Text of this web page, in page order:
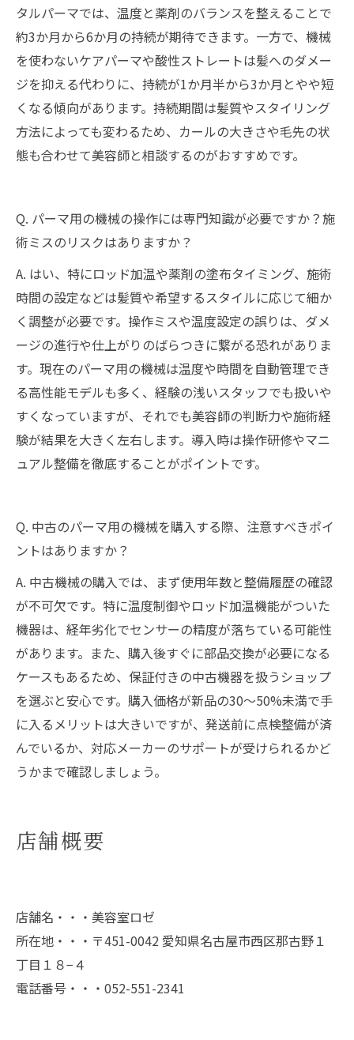
タルパーマでは、温度と薬剤のバランスを整えることで
約3か月から6か月の持続が期待できます。一方で、機械
を使わないケアパーマや酸性ストレートは髪へのダメー
ジを抑える代わりに、持続が1か月半から3か月とやや短
くなる傾向があります。持続期間は髪質やスタイリング
方法によっても変わるため、カールの大きさや毛先の状
態も合わせて美容師と相談するのがおすすめです。
Q. パーマ用の機械の操作には専門知識が必要ですか？施
術ミスのリスクはありますか？
A. はい、特にロッド加温や薬剤の塗布タイミング、施術
時間の設定などは髪質や希望するスタイルに応じて細か
く調整が必要です。操作ミスや温度設定の誤りは、ダメ
ージの進行や仕上がりのばらつきに繋がる恐れがありま
す。現在のパーマ用の機械は温度や時間を自動管理でき
る高性能モデルも多く、経験の浅いスタッフでも扱いや
すくなっていますが、それでも美容師の判断力や施術経
験が結果を大きく左右します。導入時は操作研修やマニ
ュアル整備を徹底することがポイントです。
Q. 中古のパーマ用の機械を購入する際、注意すべきポイ
ントはありますか？
A. 中古機械の購入では、まず使用年数と整備履歴の確認
が不可欠です。特に温度制御やロッド加温機能がついた
機器は、経年劣化でセンサーの精度が落ちている可能性
があります。また、購入後すぐに部品交換が必要になる
ケースもあるため、保証付きの中古機器を扱うショップ
を選ぶと安心です。購入価格が新品の30～50%未満で手
に入るメリットは大きいですが、発送前に点検整備が済
んでいるか、対応メーカーのサポートが受けられるかど
うかまで確認しましょう。
店舗概要
店舗名・・・美容室ロゼ
所在地・・・〒451-0042 愛知県名古屋市西区那古野１
丁目１８−４
電話番号・・・052-551-2341